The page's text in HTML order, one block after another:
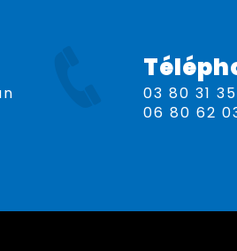
03 80 31
06 80 62